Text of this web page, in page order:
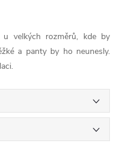
u velkých rozměrů, kde by
a panty by ho neunesly.